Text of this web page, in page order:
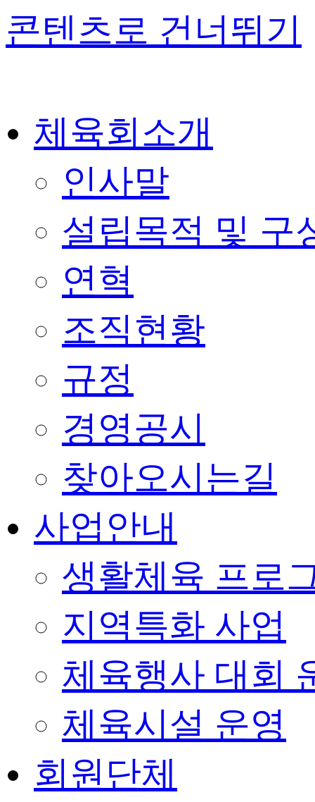
콘텐츠로 건너뛰기
체육회소개
인사말
설립목적 및 구
연혁
조직현황
규정
경영공시
찾아오시는길
사업안내
생활체육 프로
지역특화 사업
체육행사 대회
체육시설 운영
회원단체